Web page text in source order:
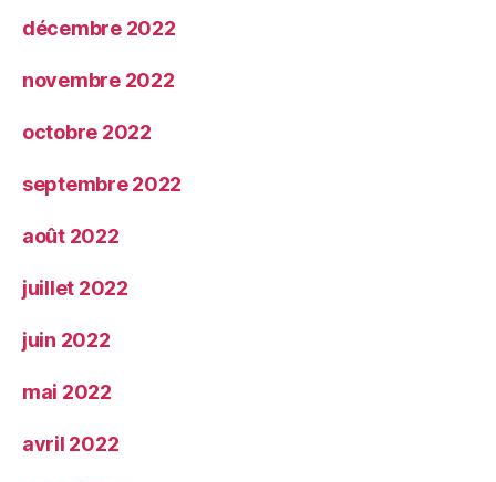
décembre 2022
novembre 2022
octobre 2022
septembre 2022
août 2022
juillet 2022
juin 2022
mai 2022
avril 2022